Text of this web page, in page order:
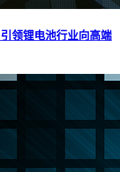
领锂电池行业向高端